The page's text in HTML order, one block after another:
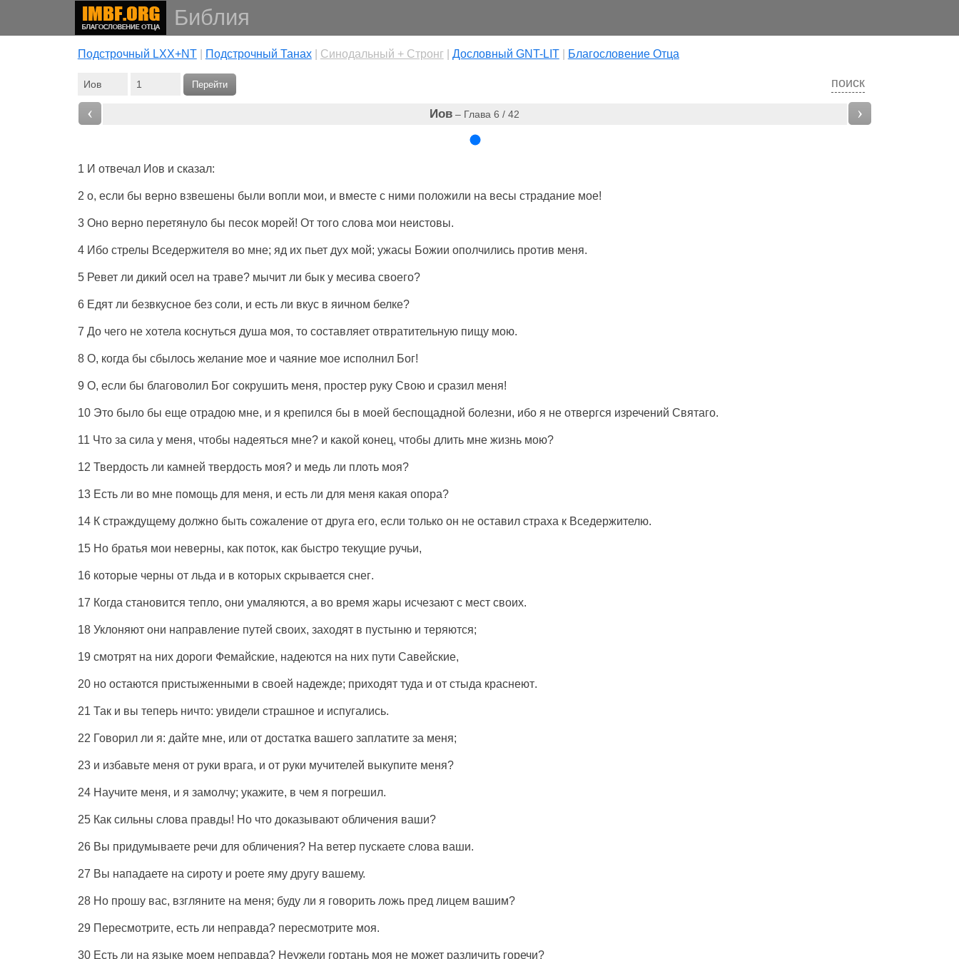
Библия
Подстрочный LXX+NT| Подстрочный Танах| Cинодальный + Стронг| Дословный GNT-LIT| Благословение Отца
поиск
Перейти
‹ Иов – Глава 6 / 42 ›
1 И отвечал Иов и сказал:
2 о, если бы верно взвешены были вопли мои, и вместес ними положили на весы страданиемое!
3 Оно верно перетянулобы песок морей! От того слова мои неистовы.
4 Ибо стрелы Вседержителя во мне; яд их пьет духмой; ужасы Божии ополчилисьпротив меня.
5 Реветли дикий оселна траве? мычитли быку месива своего?
6 Едятли безвкусноебез соли, и естьли вкусв яичном белке?
7 До чего не хотела коснуться душа моя, то составляет отвратительную пищумою.
8 О, когда бы сбылось желаниемое и чаяниемое исполнил Бог!
9 О, если бы благоволил Бог сокрушитьменя, простер рукуСвою и сразилменя!
10 Это было бы еще отрадоюмне, и я крепился бы в моей беспощадной болезни, ибо я не отвергся изречений Святаго.
11 Что за сила у меня, чтобы надеяться мне? и какой конец, чтобы длитьмне жизньмою?
12 Твердостьли камней твердостьмоя? и медьли плотьмоя?
13 Есть ли во мне помощьдля меня, и есть ли для меня какая опора?
14 К страждущемудолжно быть сожалениеот друга его, если только он не оставил страха к Вседержителю.
15 Но братья мои неверны, как поток, как быстро текущие ручьи,
16 которые черны от льда и в которых скрывается снег.
17 Когда становится тепло, они умаляются, а во время жары исчезаютс местсвоих.
18 Уклоняютони направление путей своих, заходятв пустынюи теряются;
19 смотрятна них дороги Фемайские, надеются на них пути Савейские,
20 но остаются пристыженными в своей надежде; приходяттуда и от стыда краснеют.
21 Так и вы теперь ничто: увидели страшноеи испугались.
22 Говорилли я: дайтемне, или от достатка вашего заплатитеза меня;
23 и избавьтеменя от руки врага, и от руки мучителей выкупитеменя?
24 Научитеменя, и я замолчу; укажите, в чем я погрешил.
25 Как сильны слова правды! Но что доказывают обличения ваши?
26 Вы придумываете речи для обличения? На ветер пускаете слова ваши.
27 Вы нападаетена сиротуи роетеяму другувашему.
28 Но прошувас, взглянитена меня; буду ли я говорить ложьпред лицем вашим?
29 Пересмотрите, есть ли неправда? пересмотритемоя.
30 Естьли на языкемоем неправда? Неужели гортаньмоя не может различить горечи?